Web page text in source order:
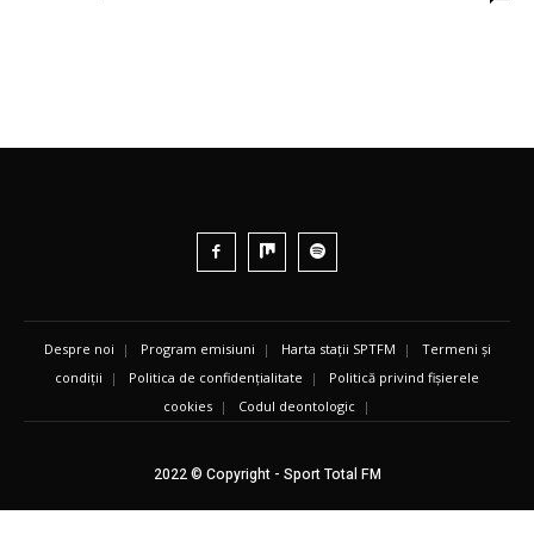
Despre noi | Program emisiuni | Harta stații SPTFM | Termeni și
condiții | Politica de confidențialitate | Politică privind fișierele
cookies | Codul deontologic |
2022 © Copyright - Sport Total FM